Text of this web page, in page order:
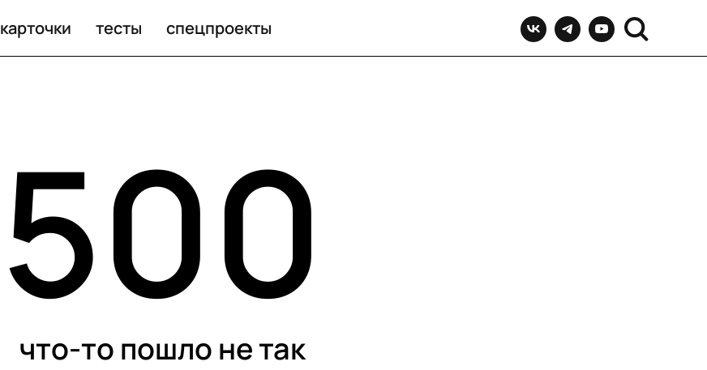
карточки тесты спецпроекты
500
что-то пошло не так